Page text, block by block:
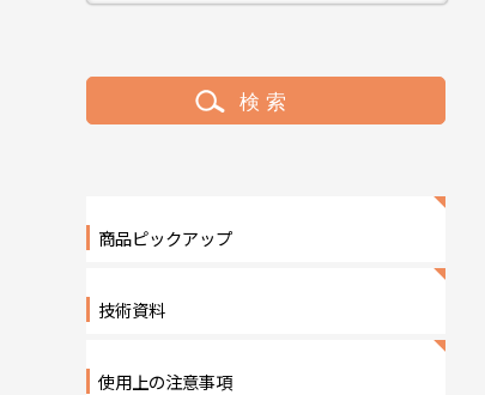
商品ピックアップ
技術資料
使用上の注意事項